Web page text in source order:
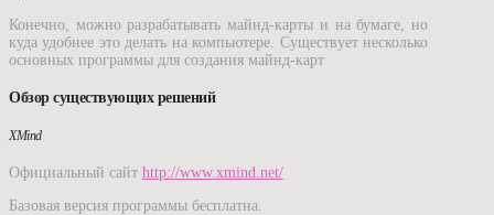
Конечно, можно разрабатывать майнд-карты и на бумаге, но
куда удобнее это делать на компьютере. Существует несколько
основных программы для создания майнд-карт
Обзор существующих решений
XMind
Официальный сайт http://www.xmind.net/
Базовая версия программы бесплатна.